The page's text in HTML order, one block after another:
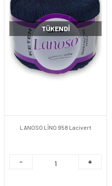
TÜKENDI
LANOSO LİNO 958 Lacivert